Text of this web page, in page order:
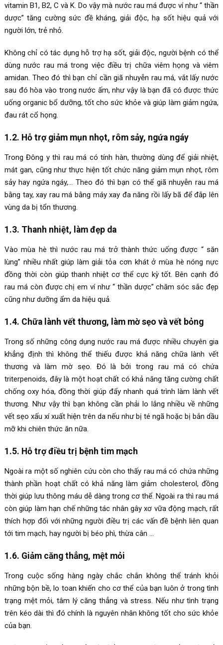
vitamin B1, B2, C và K. Do vậy mà nước rau má được ví như “ thần
dược” tăng cường sức đề kháng, giải độc, hạ sốt hiệu quả với
người lớn, trẻ nhỏ.
Không chỉ có tác dụng hỗ trợ hạ sốt, giải độc, người bệnh có thể
dùng nước rau má trong việc điều trị chữa viêm họng và viêm
amidan. Theo đó thì bạn chỉ cần giã nhuyễn rau má, vắt lấy nước
sau đó hòa vào trong nước ấm, như vậy là bạn đã có được thức
uống organic bổ dưỡng, tốt cho sức khỏe và giúp làm giảm ngứa,
đau rát cổ họng.
1.2. Hỗ trợ giảm mụn nhọt, rôm sảy, ngứa ngáy
Trong Đông y thì rau má có tính hàn, thường dùng để giải nhiệt,
mát gan, cũng như thực hiện tốt chức năng giảm mụn nhọt, rôm
sảy hay ngứa ngáy,… Theo đó thì bạn có thể giã nhuyễn rau má
bằng tay, xay rau má bằng máy xay đa năng rồi lấy bã để đắp lên
vùng da bị tổn thương.
1.3. Thanh nhiệt, làm đẹp da
Vào mùa hè thì nước rau má trở thành thức uống được “ săn
lùng” nhiều nhất giúp làm giải tỏa cơn khát ở mùa hè nóng nực
đồng thời còn giúp thanh nhiệt cơ thể cực kỳ tốt. Bên cạnh đó
rau má còn được chị em ví như “ thần dược” chăm sóc sắc đẹp
cũng như dưỡng ẩm da hiệu quả.
1.4. Chữa lành vết thương, làm mờ sẹo và vết bỏng
Trong số những công dụng nước rau má được nhiều chuyên gia
khẳng định thì không thể thiếu được khả năng chữa lành vết
thương và làm mờ sẹo. Đó là bởi trong rau má có chứa
triterpenoids, đây là một hoạt chất có khả năng tăng cường chất
chống oxy hóa, đồng thời giúp đẩy nhanh quá trình làm lành vết
thương. Như vậy thì bạn không cần phải lo lắng nhiều về những
vết sẹo xấu xí xuất hiện trên da nếu như bị té ngã hoặc bị bắn dầu
mỡ khi chiên thức ăn nữa.
1.5. Hỗ trợ điều trị bệnh tim mạch
Ngoài ra một số nghiên cứu còn cho thấy rau má có chứa những
thành phần hoạt chất có khả năng làm giảm cholesterol, đồng
thời giúp lưu thông máu dễ dàng trong cơ thể. Ngoài ra thì rau má
còn giúp làm hạn chế những tác nhân gây xơ vữa động mạch, rất
thích hợp đối với những người điều trị các vấn đề bệnh liên quan
tới tim mạch, hay người bị béo phì, thừa cân …
1.6. Giảm căng thẳng, mệt mỏi
Trong cuộc sống hàng ngày chắc chắn không thể tránh khỏi
những bộn bề, lo toan khiến cho cơ thể của bạn luôn ở trong tình
trạng mệt mỏi, tâm lý căng thẳng và stress. Nếu như tình trạng
trên kéo dài thì đó chính là nguyên nhân không tốt cho sức khỏe
của bạn.